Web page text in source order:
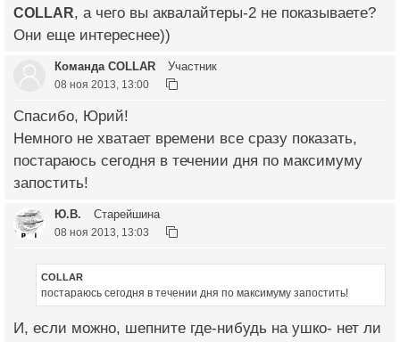
COLLAR, а чего вы аквалайтеры-2 не показываете?
Они еще интереснее))
Команда COLLAR Участник
08 ноя 2013, 13:00
Спасибо, Юрий!
Немного не хватает времени все сразу показать,
постараюсь сегодня в течении дня по максимуму
запостить!
Ю.В. Старейшина
08 ноя 2013, 13:03
COLLAR
постараюсь сегодня в течении дня по максимуму запостить!
И, если можно, шепните где-нибудь на ушко- нет ли